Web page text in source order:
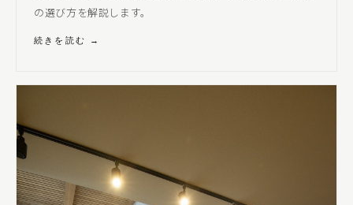
の選び方を解説します。
続きを読む →